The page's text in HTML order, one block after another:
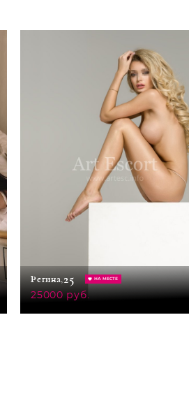
Регина,25 НА МЕСТЕ
25000 руб.